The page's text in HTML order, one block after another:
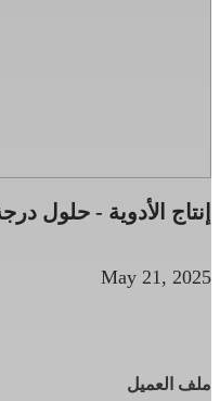
إنتاج الأدوية - حلول
May 21, 2025
ملف العميل